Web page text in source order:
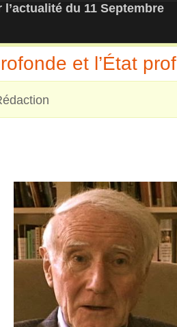
– NEWS
du 11 Septembre
et l’État